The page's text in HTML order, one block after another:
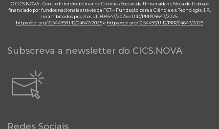
O CICS.NOVA - Centro Interdisciplinar de Ciências Sociais da Universidade Nova de Lisboa é
financiado por fundos nacionais através da FCT – Fundação para a Ciência e a Tecnologia, I.P.,
no âmbito dos projetos UID/04647/2025 e UID/PRR/04647/2025.
https://doi.org/10.54499/UID/04647/2025e https://doi.org/10.54499/UID/PRR/04647/2025
Subscreva a newsletter do CICS.NOVA
Redes Sociais